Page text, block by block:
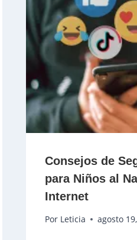
Consejos de
para Niños al
Internet
Por Leticia agosto